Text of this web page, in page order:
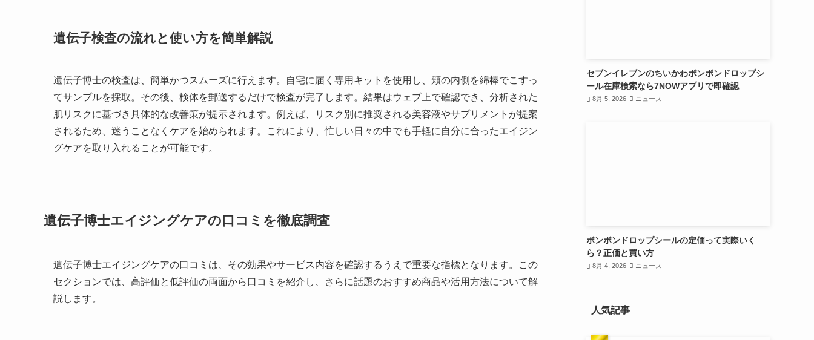
遺伝子検査の流れと使い方を簡単解説
遺伝子博士の検査は、簡単かつスムーズに行えます。自宅に届く専用キットを使用し、頬の内側を綿棒でこすっ
てサンプルを採取。その後、検体を郵送するだけで検査が完了します。結果はウェブ上で確認でき、分析された
肌リスクに基づき具体的な改善策が提示されます。例えば、リスク別に推奨される美容液やサプリメントが提案
されるため、迷うことなくケアを始められます。これにより、忙しい日々の中でも手軽に自分に合ったエイジン
グケアを取り入れることが可能です。
遺伝子博士エイジングケアの口コミを徹底調査
遺伝子博士エイジングケアの口コミは、その効果やサービス内容を確認するうえで重要な指標となります。この
セクションでは、高評価と低評価の両面から口コミを紹介し、さらに話題のおすすめ商品や活用方法について解
説します。
セブンイレブンのちいかわボンボンドロップシ
ール在庫検索なら7NOWアプリで即確認
8月 5, 2026 ニュース
ボンボンドロップシールの定価って実際いく
ら？正価と買い方
8月 4, 2026 ニュース
人気記事